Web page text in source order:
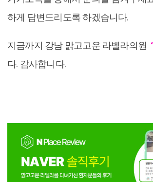
하게 답변드리도록 하겠습니다.
지금까지 강남 맑고고운 라벨라의원
다. 감사합니다.